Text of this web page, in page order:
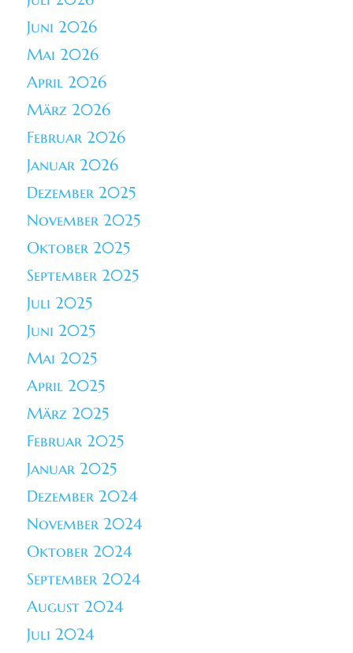
Juni 2026
Mai 2026
April 2026
März 2026
Februar 2026
Januar 2026
Dezember 2025
November 2025
Oktober 2025
September 2025
Juli 2025
Juni 2025
Mai 2025
April 2025
März 2025
Februar 2025
Januar 2025
Dezember 2024
November 2024
Oktober 2024
September 2024
August 2024
Juli 2024